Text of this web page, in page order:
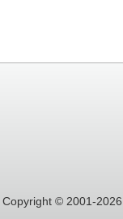
Copyright © 2001-2026